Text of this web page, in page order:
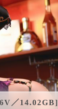
／14.02GB]